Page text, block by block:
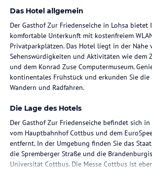
Das Hotel allgemein
Der Gasthof Zur Friedenseiche in Lohsa bietet
komfortable Unterkunft mit kostenfreiem
Privatparkplätzen. Das Hotel liegt in der Nähe
Sehenswürdigkeiten und Aktivitäten wie dem
und dem Konrad Zuse Computermuseum.
kontinentales Frühstück und erkunden Sie die
Wandern und Radfahren.
Die Lage des Hotels
Der Gasthof Zur Friedenseiche befindet sich
vom Hauptbahnhof Cottbus und dem
entfernt. In der Umgebung finden Sie das
die Spremberger Straße und die
Universität Cottbus. Die Messe Cottbus ist